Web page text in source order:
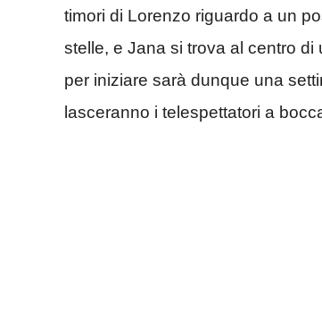
timori di Lorenzo riguardo a un
stelle, e Jana si trova al centro
per iniziare sarà dunque una
lasceranno i telespettatori a